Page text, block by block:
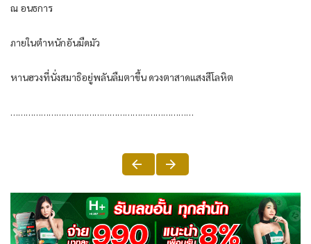
ณ อนธการ
ภายในตำหนักอันมืดมัว
หานฮวงที่นั่งสมาธิอยู่พลันลืมตาขึ้น ดวงตาสาดแสงสีโลหิต
………………………………………………………………